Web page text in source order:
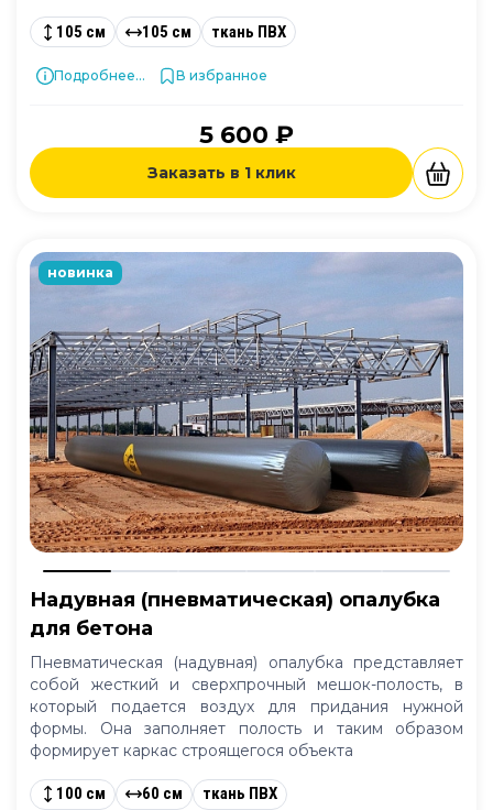
105 см 105 см ткань ПВХ
Подробнее... В избранное
5 600 ₽
Заказать в 1 клик
новинка
Надувная (пневматическая) опалубка
для бетона
Пневматическая (надувная) опалубка представляет
собой жесткий и сверхпрочный мешок-полость, в
который подается воздух для придания нужной
формы. Она заполняет полость и таким образом
формирует каркас строящегося объекта
100 см 60 см ткань ПВХ